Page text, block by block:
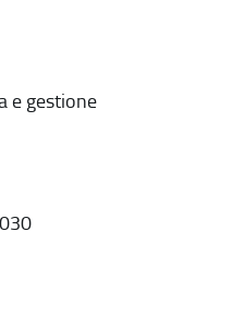
e gestione